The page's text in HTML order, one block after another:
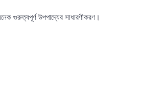
গুরুত্বপূর্ণ উপপাদ্যের সাধারণীকরণ।